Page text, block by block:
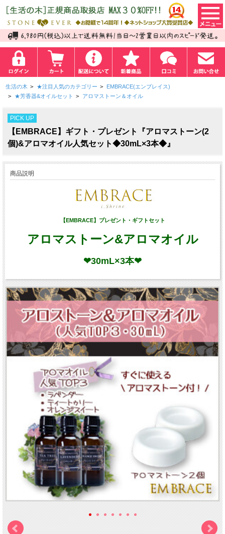
生活の木 > ★注目人気のカテゴリー > EMBRACE(エンブレイス)
> ★芳香器&オイルセット > アロマストーン＆オイル
PICK UP
【EMBRACE】ギフト・プレゼント『アロマストーン(2
個)&アロマオイル人気セット◆30mL×3本◆』
商品説明
【EMBRACE】プレゼント・ギフトセット
アロマストーン&アロマオイル
❤30mL×3本❤